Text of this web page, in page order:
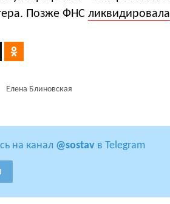
Позже ФНС ликвидировала
Елена Блиновская
на канал @sostav в Telegram